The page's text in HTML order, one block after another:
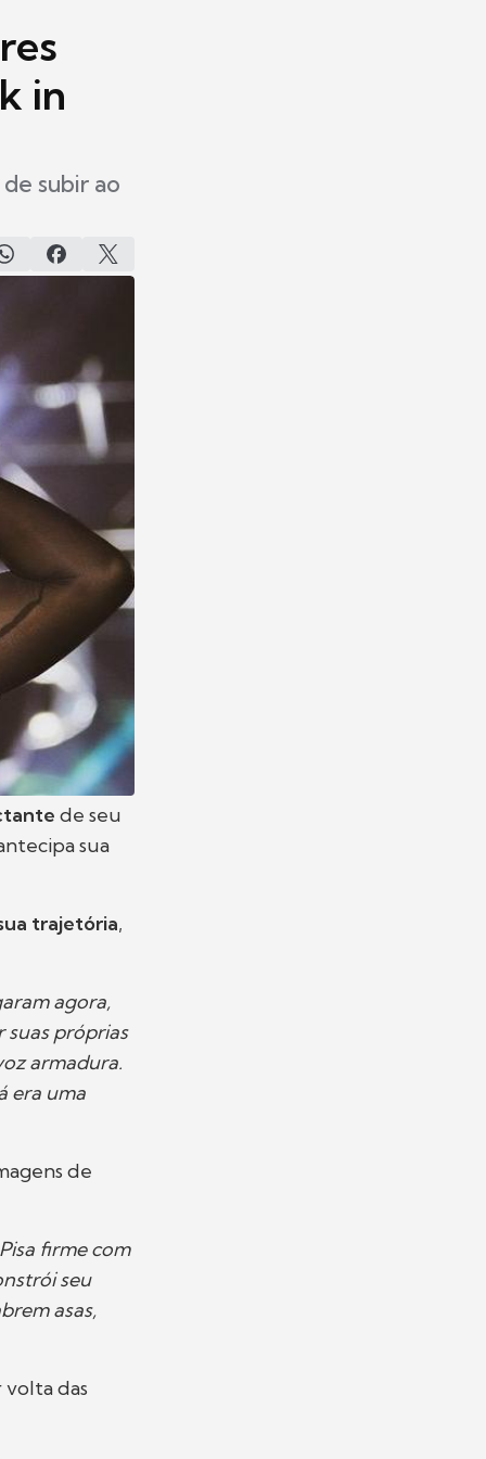
in
subir ao
de seu
sua
trajetória,
agora,
suas próprias
armadura.
era uma
de
firme com
seu
asas,
das